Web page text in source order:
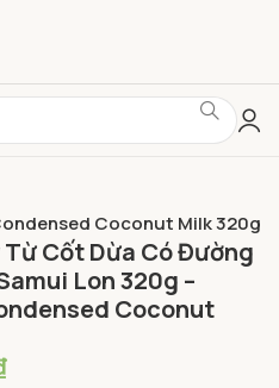
Coconut Milk 320g
Cốt Dừa Có Đường
Lon 320g –
Coconut